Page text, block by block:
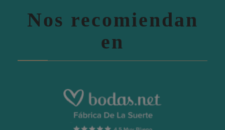
Nos recomiendan
en